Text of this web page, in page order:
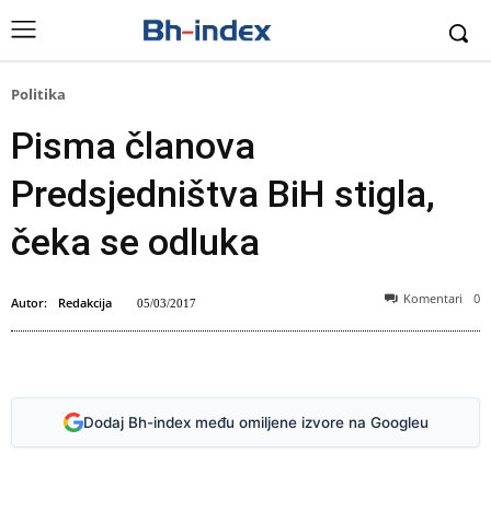
Politika
Pisma članova
Predsjedništva BiH stigla,
čeka se odluka
Autor: Redakcija 05/03/2017 Komentari 0
Dodaj Bh-index među omiljene izvore na Googleu